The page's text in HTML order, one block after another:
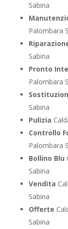
Sabina
Palombara
Sabina
Pronto
Palombara
Sabina
Pulizia
Controllo
Palombara
Bollino Blu
Sabina
Vendita
Sabina
Offerte
Sabina